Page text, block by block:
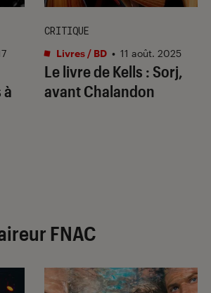
à
Le livre de Kells : Sorj,
avant Chalandon
CRITIQUE
Livres / BD • 11 août. 2025
FNAC